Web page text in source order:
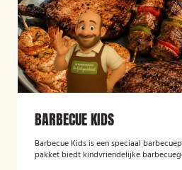
BARBECUE KIDS
Barbecue Kids is een speciaal
pakket biedt kindvriendelijke